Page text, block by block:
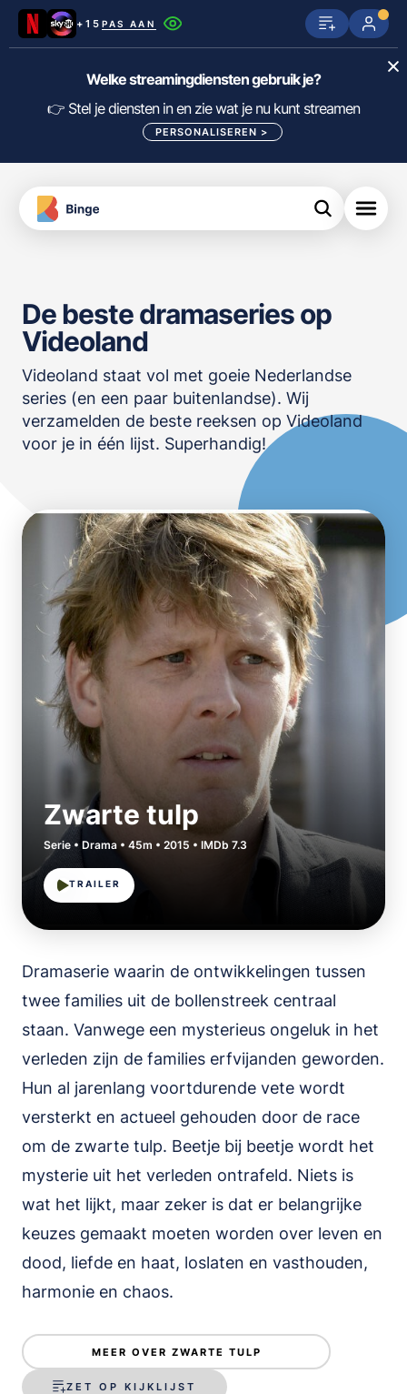
+15 PAS AAN
Netflix SkyShowtime Prime Video
Disney+ Videoland HBO Max
Viaplay Apple TV
meJane Canal+
FILTER FILMS EN SERIES OP MIJN
ALLES/NIETS SELECTEREN
OPSLAAN
Welke streamingdiensten gebruik je?
👉 Stel je diensten in en zie wat je nu kunt streamen
PERSONALISEREN >
Download
de
App
De beste dramaseries op
Videoland
Videoland staat vol met goeie Nederlandse
series (en een paar buitenlandse). Wij
verzamelden de beste reeksen op Videoland
voor je in één lijst. Superhandig!
Zwarte tulp
Serie • Drama • 45m • 2015 • IMDb 7.3
TRAILER
Dramaserie waarin de ontwikkelingen tussen
twee families uit de bollenstreek centraal
staan. Vanwege een mysterieus ongeluk in het
verleden zijn de families erfvijanden geworden.
Hun al jarenlang voortdurende vete wordt
versterkt en actueel gehouden door de race
om de zwarte tulp. Beetje bij beetje wordt het
mysterie uit het verleden ontrafeld. Niets is
wat het lijkt, maar zeker is dat er belangrijke
keuzes gemaakt moeten worden over leven en
dood, liefde en haat, loslaten en vasthouden,
harmonie en chaos.
MEER OVER ZWARTE TULP
ZET OP KIJKLIJST